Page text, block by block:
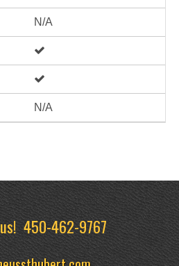
N/A
N/A
450-462-9767